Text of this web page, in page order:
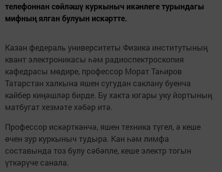
телефоннан сөйләшү куркыныч икәнлеге турындагы
мифның ялган булуын искәртте.
Казан федераль университеты Физика институтының
квант электроникасы һәм радиоспектроскопия
кафедрасы мөдире, профессор Морат Таһиров
Татарстан халкына яшен сугудан саклану буенча
кайбер киңәшләр бирде. Бу хакта югары уку йортының
матбугат хезмәте хәбәр итә.
Профессор искәрткәнчә, яшен техника түгел, ә кеше
өчен зур куркыныч тудыра. Кан һәм лимфа
составында тоз булу сәбәпле, кеше электр тогын
үткәрүче санала.